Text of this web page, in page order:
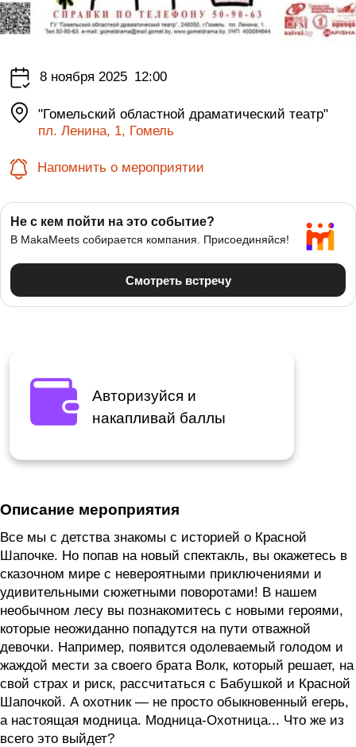
8 ноября 2025 12:00
"Гомельский областной драматический театр"
пл. Ленина, 1, Гомель
Напомнить о мероприятии
Авторизуйся и
накапливай баллы
Описание мероприятия
Все мы с детства знакомы с историей о Красной
Шапочке. Но попав на новый спектакль, вы окажетесь в
сказочном мире с невероятными приключениями и
удивительными сюжетными поворотами! В нашем
необычном лесу вы познакомитесь с новыми героями,
которые неожиданно попадутся на пути отважной
девочки. Например, появится одолеваемый голодом и
жаждой мести за своего брата Волк, который решает, на
свой страх и риск, рассчитаться с Бабушкой и Красной
Шапочкой. А охотник — не просто обыкновенный егерь,
а настоящая модница. Модница-Охотница... Что же из
всего это выйдет?